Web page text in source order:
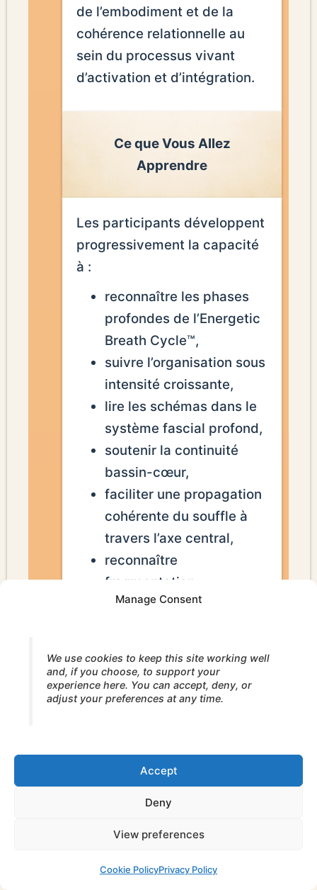
Manage Consent
We use cookies to keep this site working well
and, if you choose, to support your
experience here. You can accept, deny, or
adjust your preferences at any time.
Accept
Deny
View preferences
Cookie PolicyPrivacy Policy
de l’embodiment et de la
cohérence relationnelle au
sein du processus vivant
d’activation et d’intégration.
Ce que Vous Allez
Apprendre
Les participants développent
progressivement la capacité
à :
reconnaître les phases
profondes de l’Energetic
Breath Cycle™,
suivre l’organisation sous
intensité croissante,
lire les schémas dans le
système fascial profond,
soutenir la continuité
bassin-cœur,
faciliter une propagation
cohérente du souffle à
travers l’axe central,
reconnaître
fragmentation,
effondrement,
réel,
soutenir l’activation sans
réceptivité, expression et
intégration à travers les
trois axes organisateurs,
présence relationnelle
dans des processus